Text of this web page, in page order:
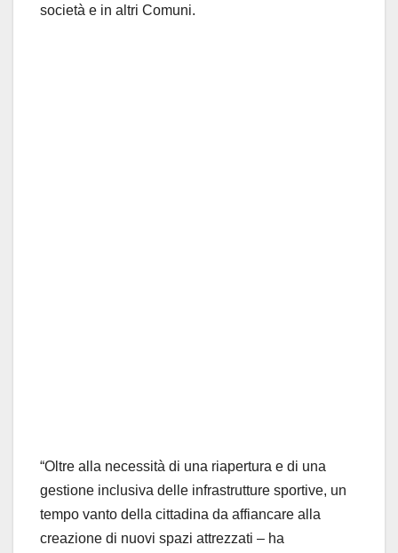
società e in altri Comuni.
“Oltre alla necessità di una riapertura e di una
gestione inclusiva delle infrastrutture sportive, un
tempo vanto della cittadina da affiancare alla
creazione di nuovi spazi attrezzati – ha